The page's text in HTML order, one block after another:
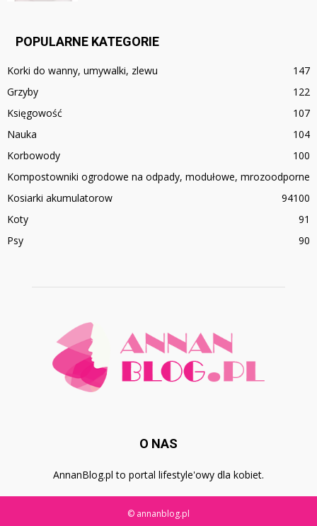
POPULARNE KATEGORIE
Korki do wanny, umywalki, zlewu
147
Grzyby
122
Księgowość
107
Nauka
104
Korbowody
100
Kompostowniki ogrodowe na odpady, modułowe, mrozoodporne
100
Kosiarki akumulatorow
94
Koty
91
Psy
90
O NAS
AnnanBlog.pl to portal lifestyle'owy dla kobiet.
© annanblog.pl